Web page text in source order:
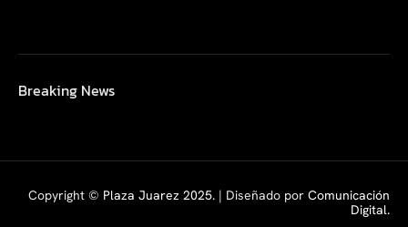
Breaking News
Copyright © Plaza Juarez 2025. | Diseñado por Comunicación
Digital.